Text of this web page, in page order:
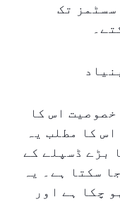
تک
اس کا
کا مطلب یہ
بڑے ڈسپلے کے
سکتا ہے۔ یہ
چکا ہے اور